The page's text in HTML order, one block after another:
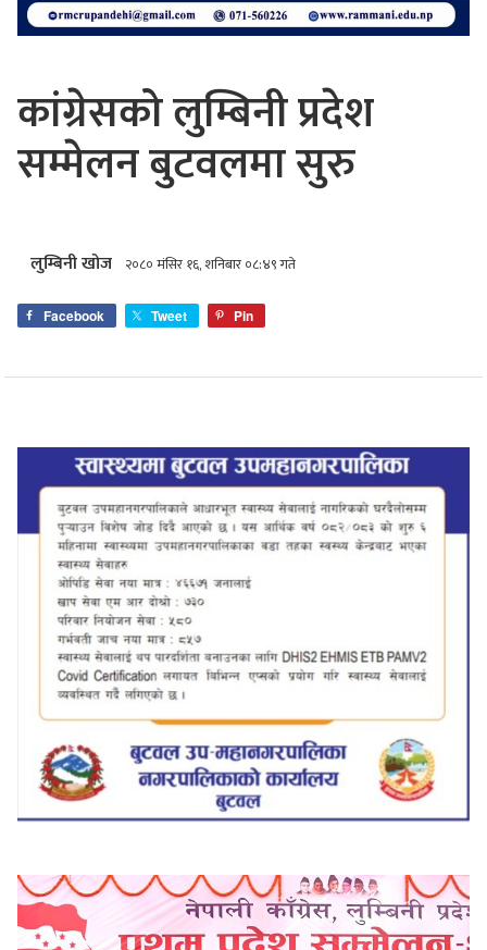
कांग्रेसको लुम्बिनी प्रदेश
सम्मेलन बुटवलमा सुरु
लुम्बिनी खोज २०८० मंसिर १६, शनिबार ०८:४९ गते
Facebook Tweet Pin